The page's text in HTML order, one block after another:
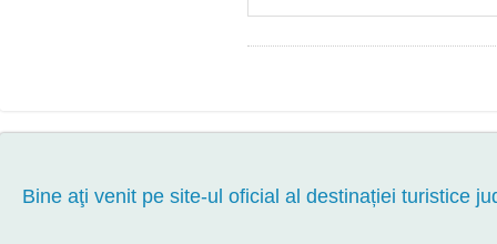
Bine aţi venit pe site-ul oficial al destinației turistice